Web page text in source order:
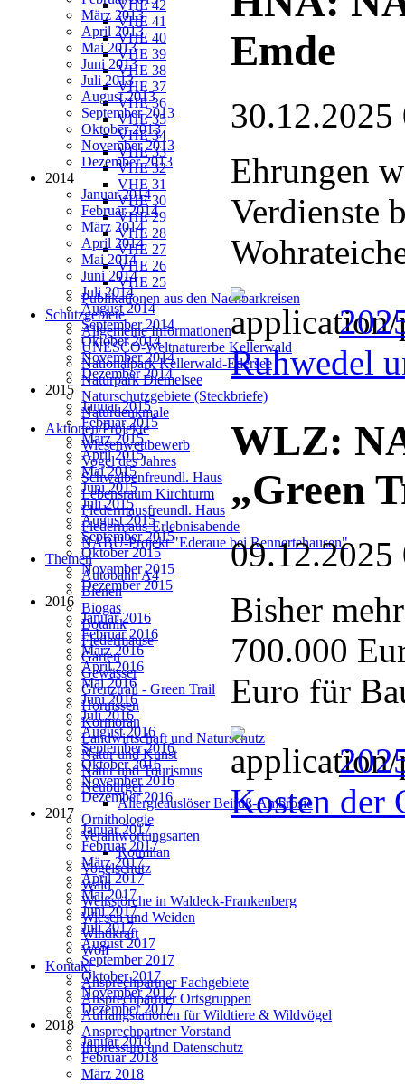
VHE 42
VHE 41
VHE 40
VHE 39
VHE 38
VHE 37
VHE 36
VHE 35
VHE 34
VHE 33
VHE 32
VHE 31
VHE 30
VHE 29
VHE 28
VHE 27
VHE 26
VHE 25
Publikationen aus den Nachbarkreisen
Schutzgebiete
Allgemeine Informationen
UNESCO-Weltnaturerbe Kellerwald
Nationalpark Kellerwald-Edersee
Naturpark Diemelsee
Naturschutzgebiete (Steckbriefe)
Naturdenkmale
Aktionen/Projekte
Wiesenwettbewerb
Vogel des Jahres
Schwalbenfreundl. Haus
Lebensraum Kirchturm
Fledermausfreundl. Haus
Fledermaus-Erlebnisabende
NABU-Projekt "Ederaue bei Rennertehausen"
Themen
Autobahn A4
Bienen
Biogas
Botanik
Fledermäuse
Garten
Gewässer
Grenztrail - Green Trail
Hornissen
Kormoran
Landwirtschaft und Naturschutz
Natur und Kunst
Natur und Tourismus
Neubürger
Allergieauslöser Beifuß-Ambrosie
Ornithologie
Verantwortungsarten
Rotmilan
Vogelschutz
Wald
Weißstörche in Waldeck-Frankenberg
Wiesen und Weiden
Windkraft
Wolf
Kontakt
Ansprechpartner Fachgebiete
Ansprechpartner Ortsgruppen
Auffangstationen für Wildtiere & Wildvögel
Ansprechpartner Vorstand
Impressum und Datenschutz
März 2013
April 2013
Mai 2013
Juni 2013
Juli 2013
August 2013
September 2013
Oktober 2013
November 2013
Dezember 2013
2014
Januar 2014
Februar 2014
März 2014
April 2014
Mai 2014
Juni 2014
Juli 2014
August 2014
September 2014
Oktober 2014
November 2014
Dezember 2014
2015
Januar 2015
Februar 2015
März 2015
April 2015
Mai 2015
Juni 2015
Juli 2015
August 2015
September 2015
Oktober 2015
November 2015
Dezember 2015
2016
Januar 2016
Februar 2016
März 2016
April 2016
Mai 2016
Juni 2016
Juli 2016
August 2016
September 2016
Oktober 2016
November 2016
Dezember 2016
2017
Januar 2017
Februar 2017
März 2017
April 2017
Mai 2017
Juni 2017
Juli 2017
August 2017
September 2017
Oktober 2017
November 2017
Dezember 2017
2018
Januar 2018
Februar 2018
März 2018
Emde
30.12.2025
Ehrungen
Verdienste
Ruhwedel
WLZ:
„Green
09.12.2025
Bisher
700.000
Euro für
Kosten der